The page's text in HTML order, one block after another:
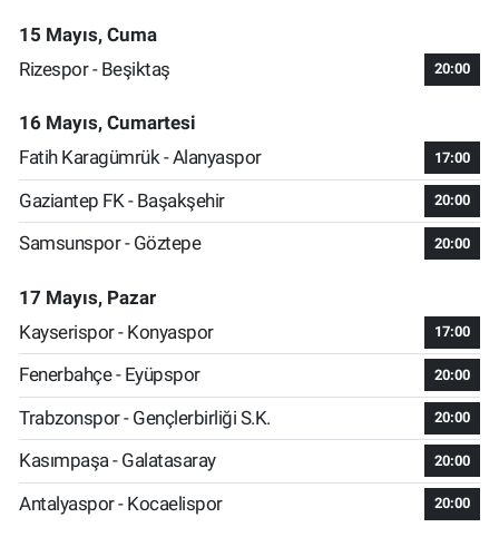
15 Mayıs, Cuma
Rizespor - Beşiktaş
20:00
16 Mayıs, Cumartesi
Fatih Karagümrük - Alanyaspor
17:00
Gaziantep FK - Başakşehir 20:00
Samsunspor - Göztepe 20:00
17 Mayıs, Pazar
Kayserispor - Konyaspor
17:00
Fenerbahçe - Eyüpspor 20:00
Trabzonspor - Gençlerbirliği S.K. 20:00
Kasımpaşa - Galatasaray 20:00
Antalyaspor - Kocaelispor 20:00